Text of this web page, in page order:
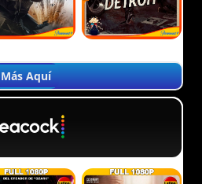
Más Aquí